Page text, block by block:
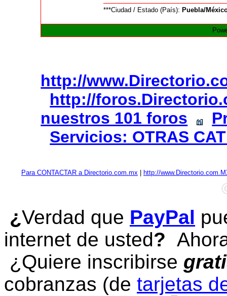
***Ciudad / Estado (País): Puebla/
http://
http://
nuestros 101 foros
Servicios: OTRAS
Para CONTACTAR a Directorio.com.mx http://
¿Verdad que PayPal
internet de usted?
¿Quiere inscribirse
cobranzas (de tarjetas